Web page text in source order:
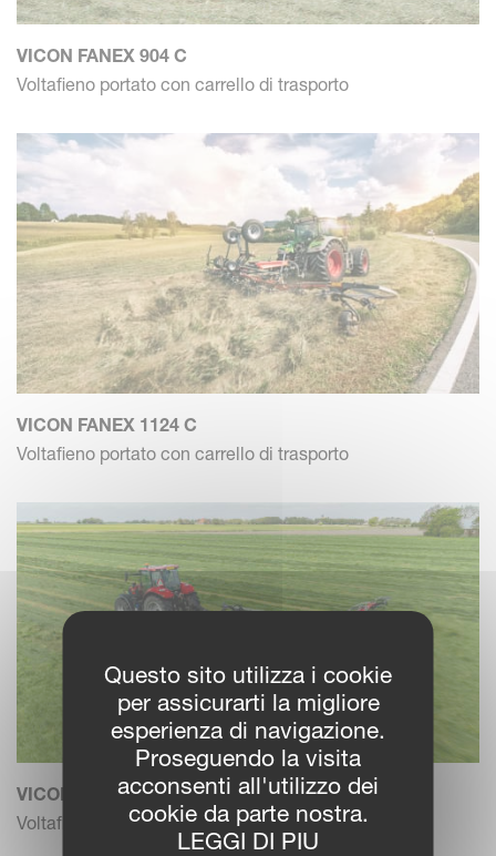
VICON FANEX 904 C
Voltafieno portato con carrello di trasporto
VICON FANEX 1124 C
Voltafieno portato con carrello di trasporto
VICON FANEX 1344 C
Voltafieno trainato con telaio di trasporto
Questo sito utilizza i cookie
per assicurarti la migliore
esperienza di navigazione.
Proseguendo la visita
acconsenti all'utilizzo dei
cookie da parte nostra.
LEGGI DI PIU